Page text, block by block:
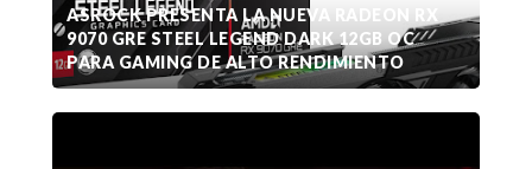
ASROCK PRESENTA LA NUEVA RADEON RX
9070 GRE STEEL LEGEND DARK 12GB OC
PARA GAMING DE ALTO RENDIMIENTO